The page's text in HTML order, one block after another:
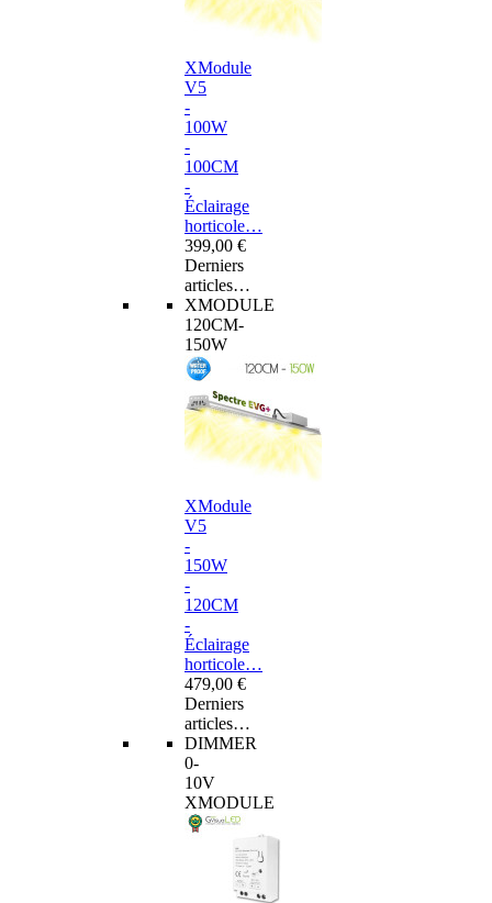
XModule
V5
-
100W
-
100CM
-
Éclairage
horticole…
399,00 €
Derniers
articles…
XMODULE
120CM-
150W
XModule
V5
-
150W
-
120CM
-
Éclairage
horticole…
479,00 €
Derniers
articles…
DIMMER
0-
10V
XMODULE